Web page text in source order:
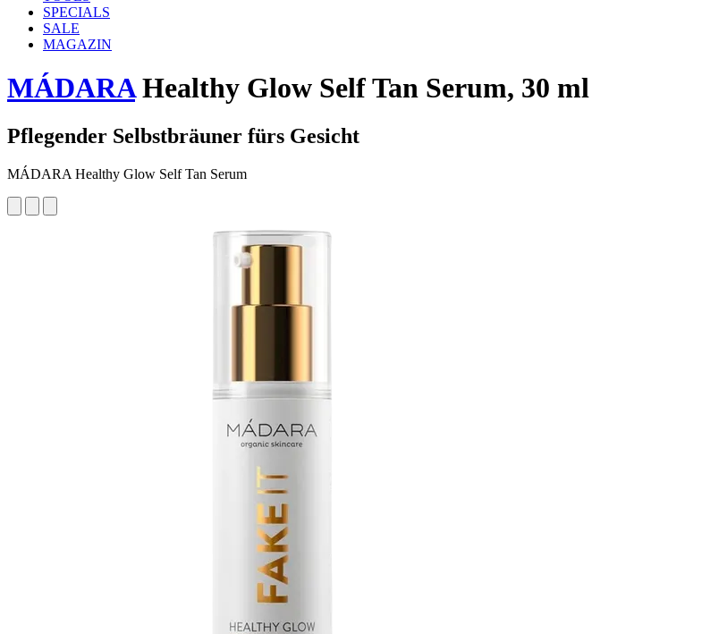
SPECIALS
SALE
MAGAZIN
MÁDARAHealthy Glow Self Tan Serum, 30 ml
Pflegender Selbstbräuner fürs Gesicht
MÁDARA Healthy Glow Self Tan Serum